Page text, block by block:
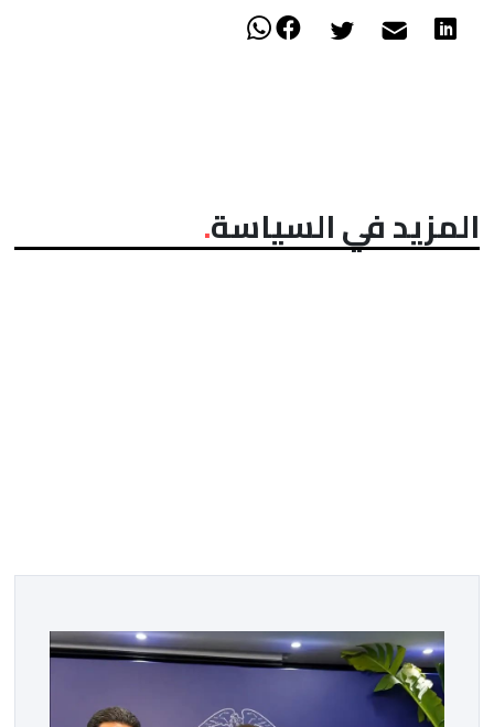
المزيد في السياسة